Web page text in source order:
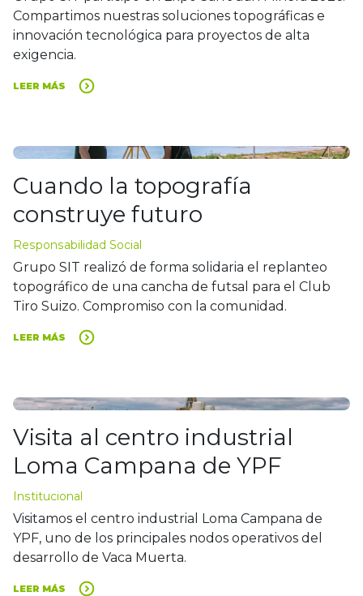
Compartimos nuestras soluciones topográficas e
innovación tecnológica para proyectos de alta
exigencia.
LEER MÁS
Cuando la topografía
construye futuro
Responsabilidad Social
Grupo SIT realizó de forma solidaria el replanteo
topográfico de una cancha de futsal para el Club
Tiro Suizo. Compromiso con la comunidad.
LEER MÁS
Visita al centro industrial
Loma Campana de YPF
Institucional
Visitamos el centro industrial Loma Campana de
YPF, uno de los principales nodos operativos del
desarrollo de Vaca Muerta.
LEER MÁS